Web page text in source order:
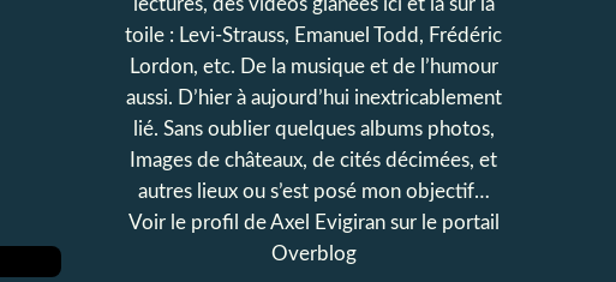
lectures, des vidéos glanées ici et là sur la
toile : Levi-Strauss, Emanuel Todd, Frédéric
Lordon, etc. De la musique et de l’humour
aussi. D’hier à aujourd’hui inextricablement
lié. Sans oublier quelques albums photos,
Images de châteaux, de cités décimées, et
autres lieux ou s’est posé mon objectif…
Voir le profil deAxel Evigiransur le portail
Overblog